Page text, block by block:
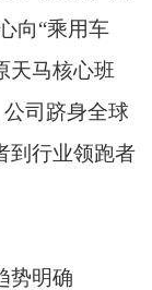
向“乘用车
天马核心班
司跻身全球
到行业领跑者
势明确